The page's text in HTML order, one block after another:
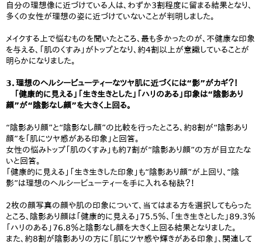
自分の理想像に近づけている人は、わずか3割程度に留まる結果となり、
多くの女性が理想の姿に近づけていないことが判明しました。
メイクする上で悩むものを聞いたところ、最も多かったのが、不健康な印象
を与える、「肌のくすみ」がトップとなり、約4割以上が意識していることが
明らかになりました。
3．理想のヘルシービューティーなツヤ肌に近づくには“影”がカギ？！
「健康的に見える」「生き生きとした」「ハリのある」印象は“陰影あり
顔”が“陰影なし顔”を大きく上回る。
“陰影あり顔”と“陰影なし顔”の比較を行ったところ、約8割が“陰影あり
顔”を「肌にツヤ感がある印象」と回答。
女性の悩みトップ「肌のくすみ」も約7割が“陰影あり顔”の方が目立たな
いと回答。
「健康的に見える」「生き生きした印象」も“陰影あり顔”が上回り、“陰
影”は理想のヘルシービューティーを手に入れる秘訣？！
2枚の顔写真の顔や肌の印象について、当てはまる方を選択してもらった
ところ、陰影あり顔は「健康的に見える」75.5％、「生き生きとした」89.3％
「ハリのある」76.8％と陰影なし顔を大きく上回る結果となりました。
また、約8割が陰影ありの方に「肌にツヤ感や輝きがある印象」、関連して